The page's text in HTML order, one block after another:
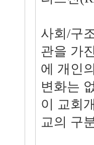
사회/구
관을 가
에 개인
변화는
이 교회
교의 구